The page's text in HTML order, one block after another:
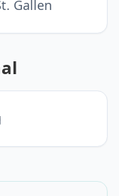
Gallen